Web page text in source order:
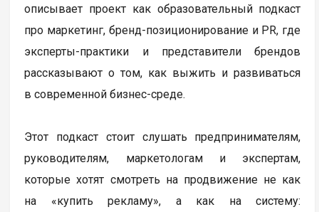
описывает проект как образовательный подкаст
про маркетинг, бренд-позиционирование и PR, где
эксперты-практики и представители брендов
рассказывают о том, как выжить и развиваться
в современной бизнес-среде.
Этот подкаст стоит слушать предпринимателям,
руководителям, маркетологам и экспертам,
которые хотят смотреть на продвижение не как
на «купить рекламу», а как на систему: